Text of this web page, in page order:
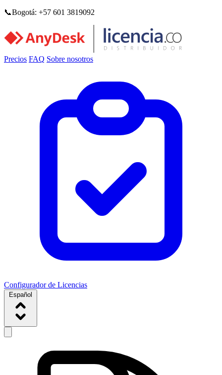
Saltar al contenido principal
📞Bogotá: +57 601 3819092
Precios FAQ Sobre nosotros
Configurador de Licencias
Español